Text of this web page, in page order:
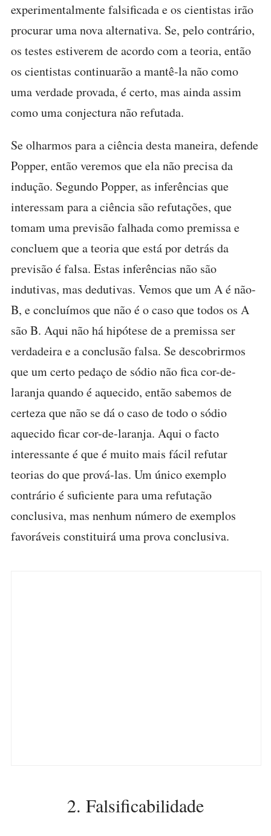
experimentalmente falsificada e os cientistas irão
procurar uma nova alternativa. Se, pelo contrário,
os testes estiverem de acordo com a teoria, então
os cientistas continuarão a mantê-la não como
uma verdade provada, é certo, mas ainda assim
como uma conjectura não refutada.
Se olharmos para a ciência desta maneira, defende
Popper, então veremos que ela não precisa da
indução. Segundo Popper, as inferências que
interessam para a ciência são refutações, que
tomam uma previsão falhada como premissa e
concluem que a teoria que está por detrás da
previsão é falsa. Estas inferências não são
indutivas, mas dedutivas. Vemos que um A é não-
B, e concluímos que não é o caso que todos os A
são B. Aqui não há hipótese de a premissa ser
verdadeira e a conclusão falsa. Se descobrirmos
que um certo pedaço de sódio não fica cor-de-
laranja quando é aquecido, então sabemos de
certeza que não se dá o caso de todo o sódio
aquecido ficar cor-de-laranja. Aqui o facto
interessante é que é muito mais fácil refutar
teorias do que prová-las. Um único exemplo
contrário é suficiente para uma refutação
conclusiva, mas nenhum número de exemplos
favoráveis constituirá uma prova conclusiva.
2. Falsificabilidade